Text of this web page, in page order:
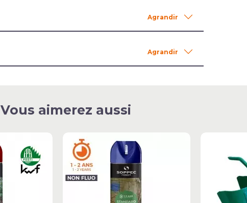
Vous aimerez aussi